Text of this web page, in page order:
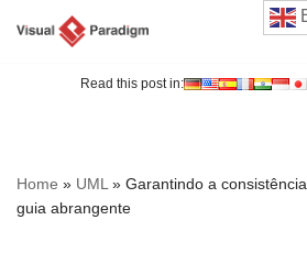
Read this post in:
Home » UML» Garantindo a
guia abrangente